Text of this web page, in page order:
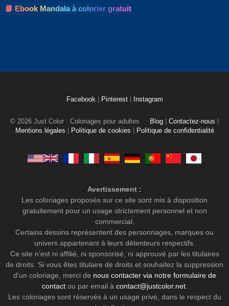
📘 Ebook Mandala à colorier gratuit
Facebook Pinterest Instagram
© 2026 Just Color : Coloriages pour adultes Blog Contactez-nous
Mentions légales
Politique de cookies Politique de confidentialité
Avertissement :
Les coloriages proposés sur ce site sont mis à disposition
gratuitement pour un usage strictement personnel et non
commercial.
Certains dessins représentent des personnages, marques ou
univers appartenant à leurs détenteurs respectifs.
Ce site n’est ni affilié, ni sponsorisé, ni approuvé par les titulaires
de droits. Si vous êtes titulaire de droits et souhaitez la suppression
d'un coloriage, merci de nous contacter via notre formulaire de
contactou par email à contact@justcolor.net.
Les coloriages sont réservés à un usage privé, dans le respect du